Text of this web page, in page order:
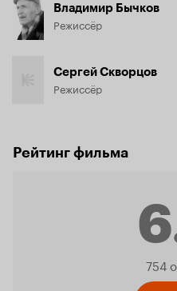
Владимир Бычков
Режиссёр
Сергей Скворцов
Режиссёр
Рейтинг фильма
754